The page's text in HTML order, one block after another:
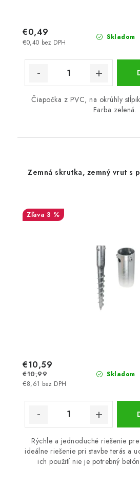
Skladom
€0,40 bez DPH
€0,49
Čiapočka z PVC, na okrúhly
Farba zelená.
Zemná skrutka, zemný vrut s
3 %
Skladom
€8,61 bez DPH
€10,59
€10,99
Rýchle a jednoduché riešenie
ideálne riešenie pri stavbe terás a
ich použití nie je potrebný